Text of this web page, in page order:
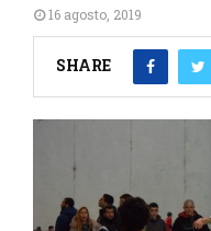
16 agosto, 2019
SHARE